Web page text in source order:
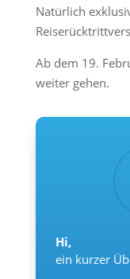
Natürlich
Ab dem 19.
weiter gehen.
Hi,
ein kurzer